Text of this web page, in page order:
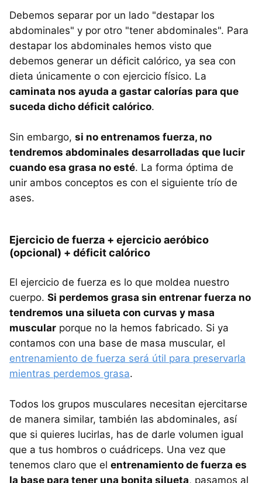
Debemos separar por un lado "destapar los
abdominales" y por otro "tener abdominales". Para
destapar los abdominales hemos visto que
debemos generar un déficit calórico, ya sea con
dieta únicamente o con ejercicio físico. La
caminata nos ayuda a gastar calorías para que
suceda dicho déficit calórico.
Sin embargo, si no entrenamos fuerza, no
tendremos abdominales desarrolladas que lucir
cuando esa grasa no esté. La forma óptima de
unir ambos conceptos es con el siguiente trío de
ases.
Ejercicio de fuerza + ejercicio aeróbico
(opcional) + déficit calórico
El ejercicio de fuerza es lo que moldea nuestro
cuerpo. Si perdemos grasa sin entrenar fuerza no
tendremos una silueta con curvas y masa
muscular porque no la hemos fabricado. Si ya
contamos con una base de masa muscular, el
entrenamiento de fuerza será útil para preservarla
mientras perdemos grasa.
Todos los grupos musculares necesitan ejercitarse
de manera similar, también las abdominales, así
que si quieres lucirlas, has de darle volumen igual
que a tus hombros o cuádriceps. Una vez que
tenemos claro que el entrenamiento de fuerza es
la base para tener una bonita silueta, pasamos al